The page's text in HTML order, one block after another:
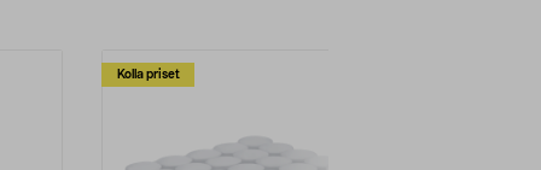
Kolla priset